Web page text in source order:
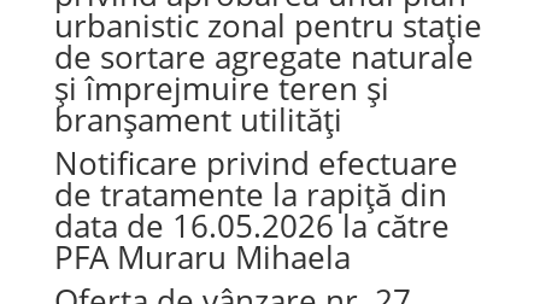
urbanistic zonal pentru stație
de sortare agregate naturale
și împrejmuire teren și
branșament utilități
Notificare privind efectuare
de tratamente la rapiță din
data de 16.05.2026 la către
PFA Muraru Mihaela